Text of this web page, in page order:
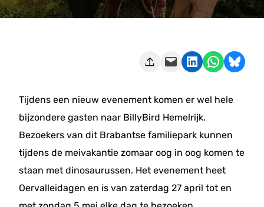
Deze pagina e-mailen Delen op LinkedIn Delen via WhatsApp Share on Bluesky
Tijdens een nieuw evenement komen er wel hele
bijzondere gasten naar BillyBird Hemelrijk.
Bezoekers van dit Brabantse familiepark kunnen
tijdens de meivakantie zomaar oog in oog komen te
staan met dinosaurussen. Het evenement heet
Oervalleidagen en is van zaterdag 27 april tot en